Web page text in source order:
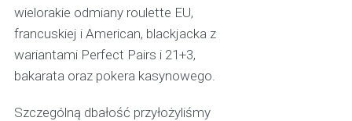
wielorakie odmiany roulette EU,
francuskiej i American, blackjacka z
wariantami Perfect Pairs i 21+3,
bakarata oraz pokera kasynowego.
Szczególną dbałość przyłożyliśmy